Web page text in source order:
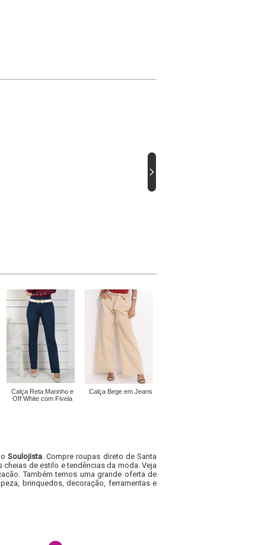
Calça Reta Marinho e
Off White com Fivela
Calça Bege em Jeans
Soulojista. Compre roupas direto de Santa
de estilo e tendências da moda. Veja
Também temos uma grande oferta de
brinquedos, decoração, ferramentas e